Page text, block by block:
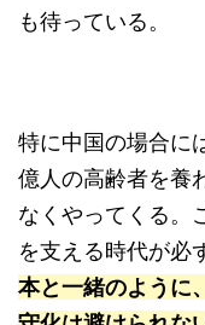
も待っている。
特に中国の場合に
億人の高齢者を養
なくやってくる。
を支える時代が必
本と一緒のように